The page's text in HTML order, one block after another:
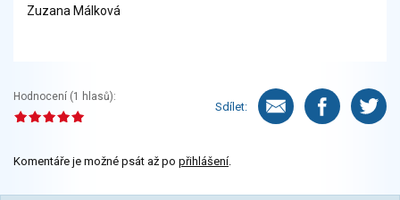
Zuzana Málková
Hodnocení (1 hlasů):
Sdílet:
Komentáře je možné psát až po přihlášení.